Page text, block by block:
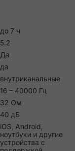
до 7 ч
5.2
Да
да
внутриканальные
16 – 40000 Гц
32 Ом
40 дБ
iOS, Android,
ноутбуки и другие
устройства с